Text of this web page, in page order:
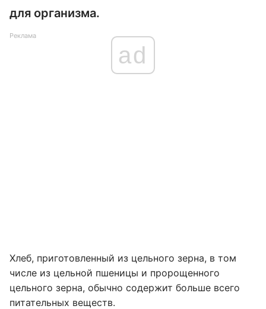
для организма.
Реклама
ad
Хлеб, приготовленный из цельного зерна, в том
числе из цельной пшеницы и пророщенного
цельного зерна, обычно содержит больше всего
питательных веществ.